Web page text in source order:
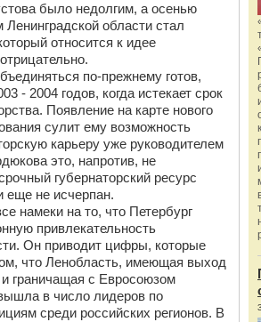
было недолгим, а осенью
Ленинградской области стал
относится к идее
по-прежнему готов,
- 2004 годов, когда истекает срок
Появление на карте нового
сулит ему возможность
карьеру уже руководителем
это, напротив, не
губернаторский ресурс
еще не исчерпан.
намеки на то, что Петербург
привлекательность
Он приводит цифры, которые
что Ленобласть, имеющая выход
граничащая с Евросоюзом
в число лидеров по
среди российских регионов. В